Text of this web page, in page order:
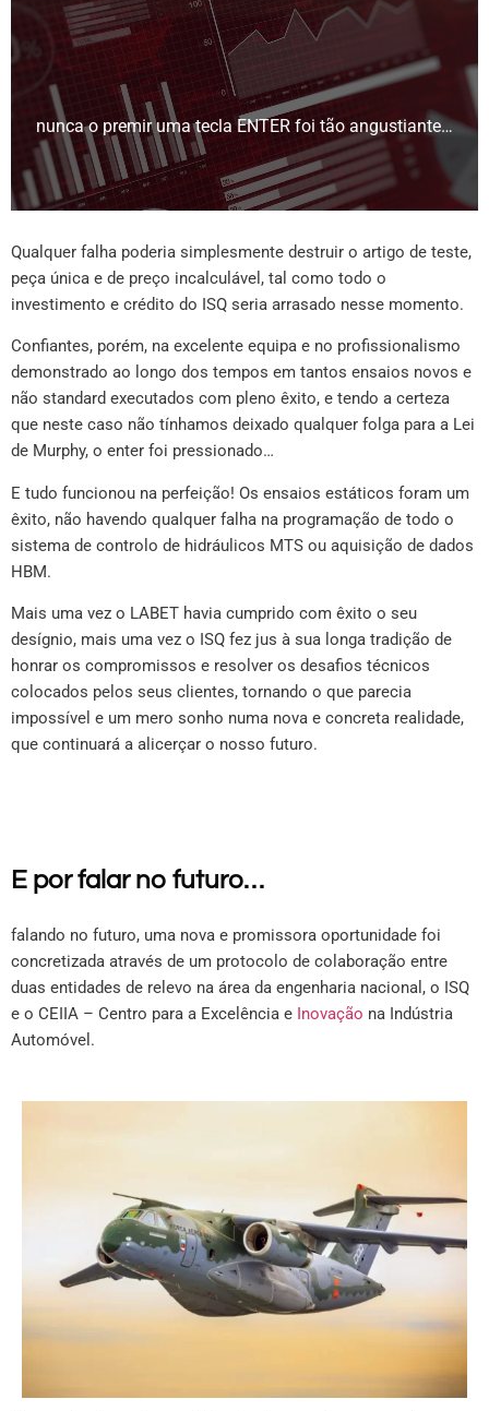
nunca o premir uma tecla ENTER foi tão angustiante…
Qualquer falha poderia simplesmente destruir o artigo de teste,
peça única e de preço incalculável, tal como todo o
investimento e crédito do ISQ seria arrasado nesse momento.
Confiantes, porém, na excelente equipa e no profissionalismo
demonstrado ao longo dos tempos em tantos ensaios novos e
não standard executados com pleno êxito, e tendo a certeza
que neste caso não tínhamos deixado qualquer folga para a Lei
de Murphy, o enter foi pressionado…
E tudo funcionou na perfeição! Os ensaios estáticos foram um
êxito, não havendo qualquer falha na programação de todo o
sistema de controlo de hidráulicos MTS ou aquisição de dados
HBM.
Mais uma vez o LABET havia cumprido com êxito o seu
desígnio, mais uma vez o ISQ fez jus à sua longa tradição de
honrar os compromissos e resolver os desafios técnicos
colocados pelos seus clientes, tornando o que parecia
impossível e um mero sonho numa nova e concreta realidade,
que continuará a alicerçar o nosso futuro.
E por falar no futuro…
falando no futuro, uma nova e promissora oportunidade foi
concretizada através de um protocolo de colaboração entre
duas entidades de relevo na área da engenharia nacional, o ISQ
e o CEIIA – Centro para a Excelência e Inovação na Indústria
Automóvel.